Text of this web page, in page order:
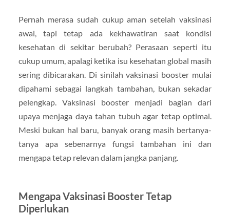
Pernah merasa sudah cukup aman setelah vaksinasi
awal, tapi tetap ada kekhawatiran saat kondisi
kesehatan di sekitar berubah? Perasaan seperti itu
cukup umum, apalagi ketika isu kesehatan global masih
sering dibicarakan. Di sinilah vaksinasi booster mulai
dipahami sebagai langkah tambahan, bukan sekadar
pelengkap. Vaksinasi booster menjadi bagian dari
upaya menjaga daya tahan tubuh agar tetap optimal.
Meski bukan hal baru, banyak orang masih bertanya-
tanya apa sebenarnya fungsi tambahan ini dan
mengapa tetap relevan dalam jangka panjang.
Mengapa Vaksinasi Booster Tetap
Diperlukan